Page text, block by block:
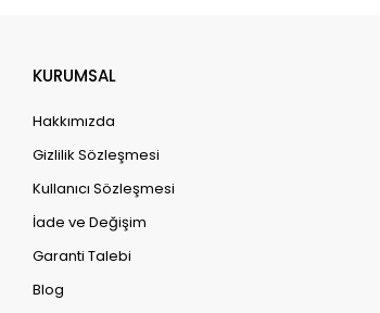
KURUMSAL
Hakkımızda
Gizlilik Sözleşmesi
Kullanıcı Sözleşmesi
İade ve Değişim
Garanti Talebi
Blog